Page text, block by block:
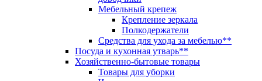
Мебельный крепеж
Крепление зеркала
Полкодержатели
Средства для ухода за мебелью**
Посуда и кухонная утварь**
Хозяйственно-бытовые товары
Товары для уборки